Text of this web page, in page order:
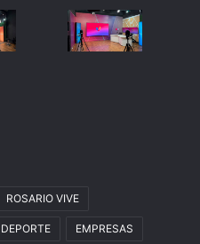
ROSARIO VIVE
DEPORTE EMPRESAS